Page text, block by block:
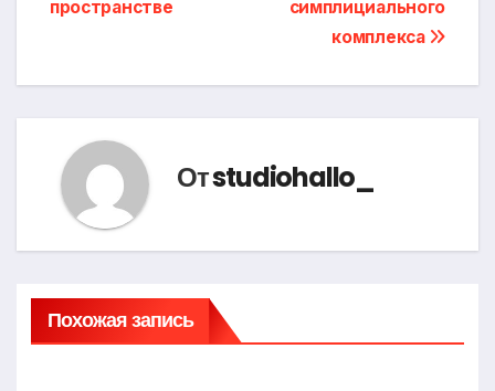
симплициального
комплекса
пространстве
Отstudiohallo_
Похожая запись